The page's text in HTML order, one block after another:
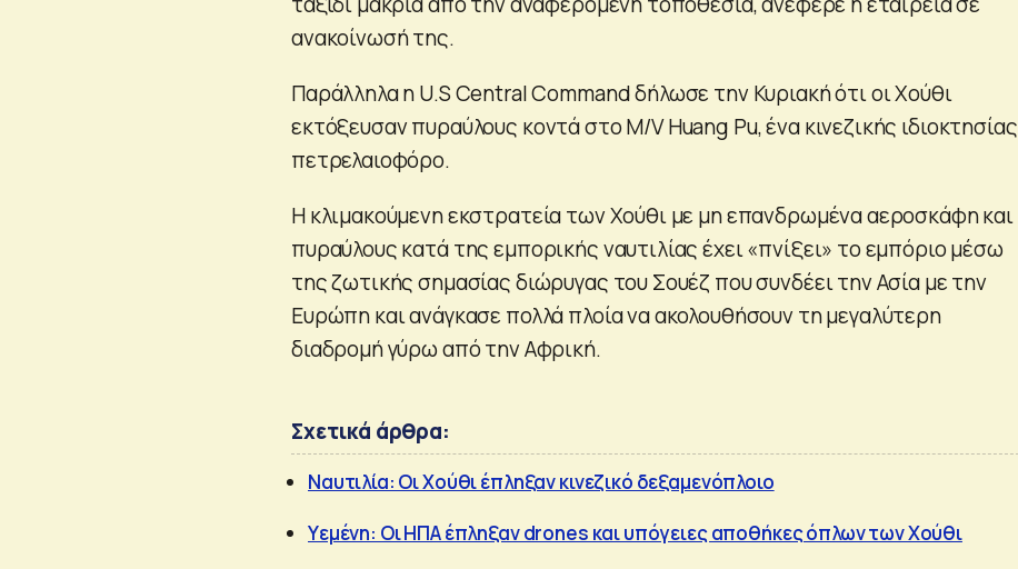
ανακοίνωσή της.
Παράλληλα η U.S Central Command δήλωσε την Κυριακή ότι οι Χούθι
εκτόξευσαν πυραύλους κοντά στο M/V Huang Pu, ένα κινεζικής ιδιοκτησίας
πετρελαιοφόρο.
Η κλιμακούμενη εκστρατεία των Χούθι με μη επανδρωμένα αεροσκάφη και
πυραύλους κατά της εμπορικής ναυτιλίας έχει «πνίξει» το εμπόριο μέσω
της ζωτικής σημασίας διώρυγας του Σουέζ που συνδέει την Ασία με την
Ευρώπη και ανάγκασε πολλά πλοία να ακολουθήσουν τη μεγαλύτερη
διαδρομή γύρω από την Αφρική.
Σχετικά άρθρα:
Ναυτιλία: Οι Χούθι έπληξαν κινεζικό δεξαμενόπλοιο
Υεμένη: Οι ΗΠΑ έπληξαν drones και υπόγειες αποθήκες όπλων των Χούθι